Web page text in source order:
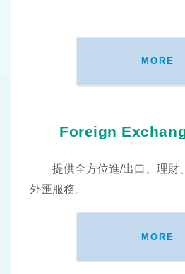
MORE
Foreign
提供全方位進/出口、理財
外匯服務。
MORE